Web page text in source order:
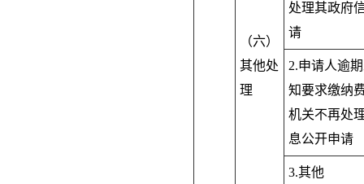
（六）
其他处
理
处理其政府
请
2.申请人逾
知要求缴纳
机关不再处
息公开申请
3.其他